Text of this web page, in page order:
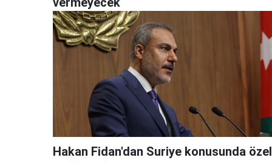
Hakan Fidan'dan Suriye konusunda özel